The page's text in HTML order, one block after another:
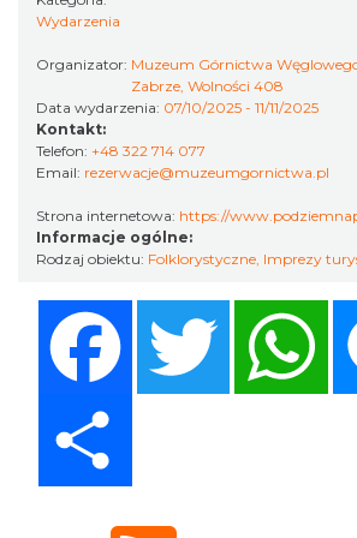
Tour
Katowice
14.36 km
LORD OF THE DANCE 2026
Katowice
Wydarzenia
Organizator: Muzeum Górnictwa
Zabrze, Wolności 408
Data wydarzenia: 07/10/2025 - 11/11/2025
Kontakt:
Telefon: +48 322 714 077
Email: rezerwacje@muzeumgornictwa.pl
Strona internetowa: https://
Informacje ogólne:
Rodzaj obiektu: Folklorystyczne, Imprezy
Twitter